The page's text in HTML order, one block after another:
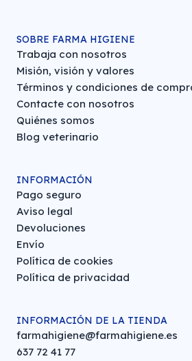
SOBRE FARMA HIGIENE
Trabaja con nosotros
Misión, visión y valores
Términos y condiciones de
Contacte con nosotros
Quiénes somos
Blog veterinario
INFORMACIÓN
Pago seguro
Aviso legal
Devoluciones
Envío
Política de cookies
Política de privacidad
INFORMACIÓN DE LA TIENDA
farmahigiene@farmahigiene.es
637 72 41 77